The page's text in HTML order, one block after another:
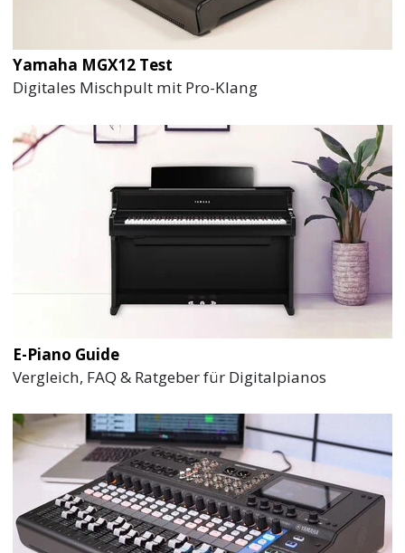
Yamaha MGX12 Test
Digitales Mischpult mit Pro-Klang
E-Piano Guide
Vergleich, FAQ & Ratgeber für Digitalpianos